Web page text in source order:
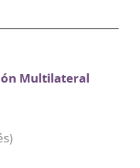
Multilateral